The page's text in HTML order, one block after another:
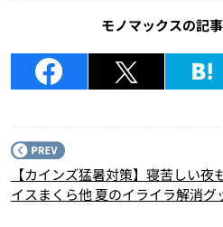
モノマックスの記
【カインズ猛暑対策】寝苦しい
イスまくら他 夏のイライラ解消グ